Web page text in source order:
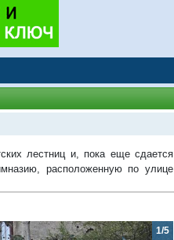
лестниц и, пока еще сдается
расположенную по улице